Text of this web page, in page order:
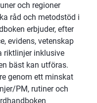
och regioner
råd och metodstöd i
erbjuder, efter
evidens, vetenskap
riktlinjer inklusive
bäst kan utföras.
genom ett minskat
PM, rutiner och